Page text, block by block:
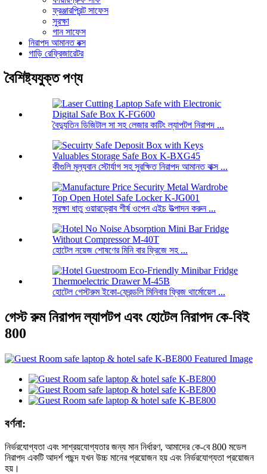
ফ্রঞ্জারপ্রিন্ট সাফেস
সুরক্ষা
গান সাফেস
নিরাপদ আমানত বক্স
গাড়ি রেফ্রিজারেটর
বৈশিষ্ট্যযুক্ত পণ্য
বৈদ্যুতিন ডিজিটাল সা সহ লেজার কাটিং ল্যাপটপ নিরাপদ ...
কীগুলি মূল্যবান স্টোর্যাগ সহ সুরক্ষিত নিরাপদ আমানত বাক্স ...
সুরক্ষা ধাতু ওয়ারড্রোব শীর্ষ ওপেন এইচ উত্পাদন করুন ...
হোটেল নয়েজ শোষণের মিনি বার ফ্রিজে সহ ...
হোটেল গেস্টরুম ইকো-ফ্রেন্ডলি মিনিবার ফ্রিজ থার্মোয়েল ...
গেস্ট রুম নিরাপদ ল্যাপটপ এবং হোটেল নিরাপদ কে-বিই
800
বর্ণনা:
নির্ভরযোগ্যতা এবং সাশ্রয়যোগ্যতার জন্য মান নির্ধারণ, আমাদের কে-বে 800 মডেল
নিরাপদ একটি আদর্শ পছন্দ যখন উচ্চ মানের প্রয়োজন হয় এবং নির্ভরযোগ্যতা প্রয়োজন
হয়।